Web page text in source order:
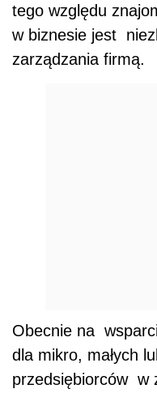
tego względu
w biznesie jest
zarządzania firmą.
Obecnie na
dla mikro, małych
przedsiębiorców w